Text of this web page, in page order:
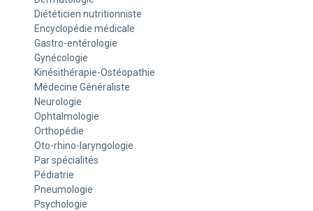
Diététicien nutritionniste
Encyclopédie médicale
Gastro-entérologie
Gynécologie
Kinésithérapie-Ostéopathie
Médecine Généraliste
Neurologie
Ophtalmologie
Orthopédie
Oto-rhino-laryngologie
Par spécialités
Pédiatrie
Pneumologie
Psychologie